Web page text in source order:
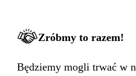
Zróbmy to razem!
Będziemy mogli trwać w